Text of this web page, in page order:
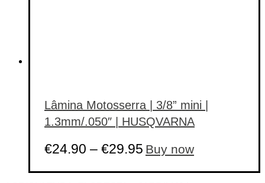
Lâmina Motosserra | 3/8” mini |
1.3mm/.050″ | HUSQVARNA
€24.90 – €29.95 Buy nowThis
product